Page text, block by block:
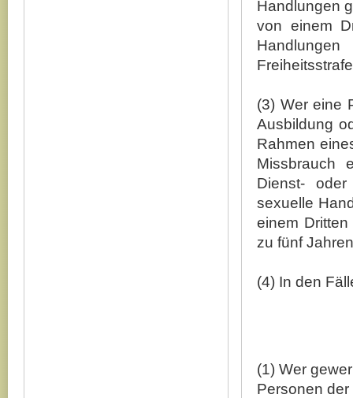
Handlungen
von einem
(3) Wer eine
Ausbildung
Rahmen
Missbrauch
Dienst- oder
sexuelle
einem
zu fünf
(4) In den
(1) Wer
Personen